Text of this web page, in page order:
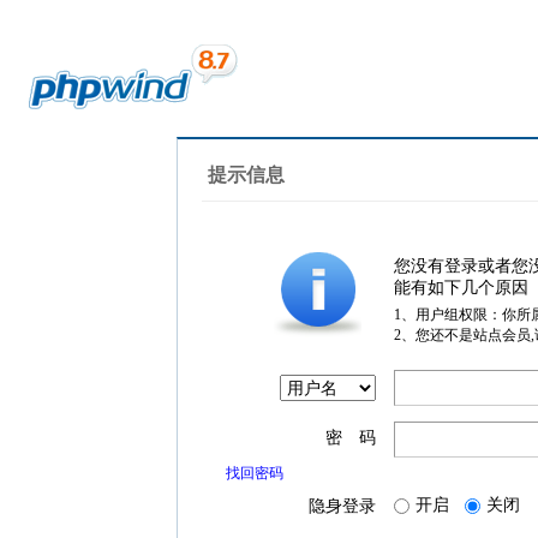
提示信息
您没有登录或者您
能有如下几个原因
1、用户组权限：你所
2、您还不是站点会员
密 码
找回密码
隐身登录 开启 关闭